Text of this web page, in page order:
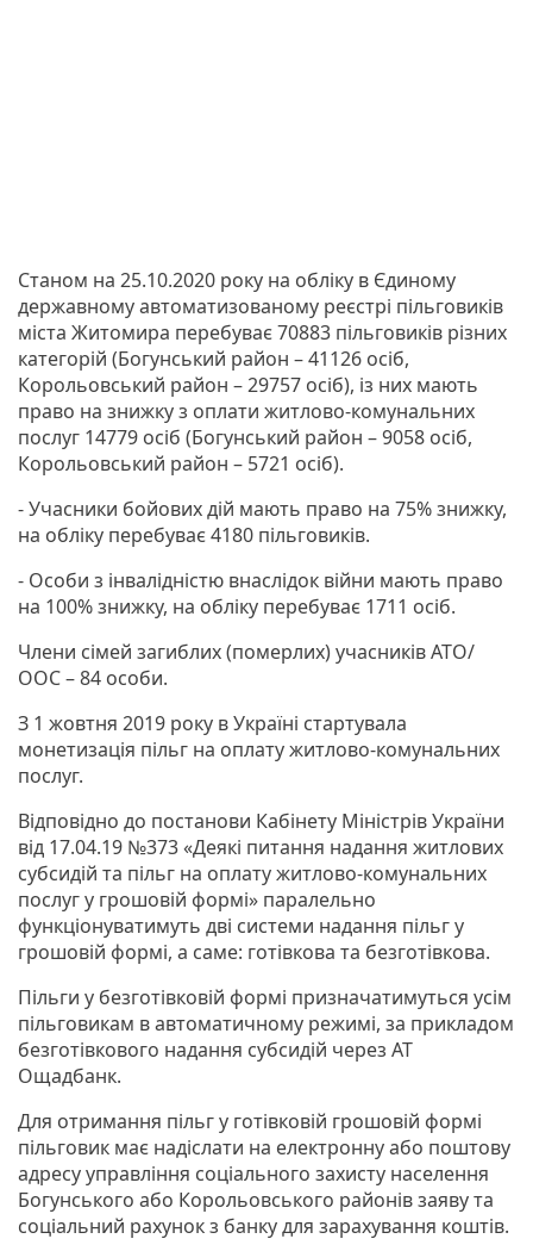
Станом на 25.10.2020 року на обліку в Єдиному
державному автоматизованому реєстрі пільговиків
міста Житомира перебуває 70883 пільговиків різних
категорій (Богунський район – 41126 осіб,
Корольовський район – 29757 осіб), із них мають
право на знижку з оплати житлово-комунальних
послуг 14779 осіб (Богунський район – 9058 осіб,
Корольовський район – 5721 осіб).
- Учасники бойових дій мають право на 75% знижку,
на обліку перебуває 4180 пільговиків.
- Особи з інвалідністю внаслідок війни мають право
на 100% знижку, на обліку перебуває 1711 осіб.
Члени сімей загиблих (померлих) учасників АТО/
ООС – 84 особи.
З 1 жовтня 2019 року в Україні стартувала
монетизація пільг на оплату житлово-комунальних
послуг.
Відповідно до постанови Кабінету Міністрів України
від 17.04.19 №373 «Деякі питання надання житлових
субсидій та пільг на оплату житлово-комунальних
послуг у грошовій формі» паралельно
функціонуватимуть дві системи надання пільг у
грошовій формі, а саме: готівкова та безготівкова.
Пільги у безготівковій формі призначатимуться усім
пільговикам в автоматичному режимі, за прикладом
безготівкового надання субсидій через АТ
Ощадбанк.
Для отримання пільг у готівковій грошовій формі
пільговик має надіслати на електронну або поштову
адресу управління соціального захисту населення
Богунського або Корольовського районів заяву та
соціальний рахунок з банку для зарахування коштів.